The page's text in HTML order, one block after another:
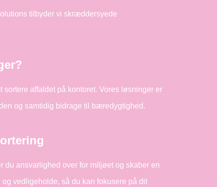
tilbyder vi skræddersyede
affaldet på kontoret. Vores løsninger er
og samtidig bidrage til bæredygtighed.
du ansvarlighed over for miljøet og skaber en
vedligeholde, så du kan fokusere på dit